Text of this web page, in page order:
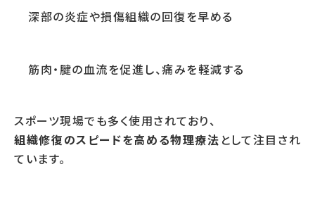
深部の炎症や損傷組織の回復を早める
筋肉・腱の血流を促進し、痛みを軽減する
スポーツ現場でも多く使用されており、
組織修復のスピードを高める物理療法 として注目され
ています。